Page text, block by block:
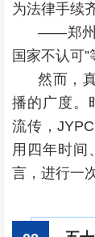
为法律手续
——郑州
国家不认可
然而，
播的广度。
流传，
用四年时间
言，进行一